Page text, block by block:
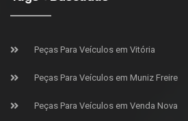
Peças Para Veículos em Vitória
Peças Para Veículos em Muniz Freire
Peças Para Veículos em Venda Nova